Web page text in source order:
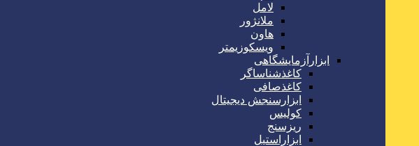
لامل
ملانژور
هاون
ویسکوزیمتر
ابزارآزمایشگاهی
کاغذشناساگر
کاغذصافی
ابزارسنجش دیجیتال
کولیس
ریزسنج
ابزاراستیل